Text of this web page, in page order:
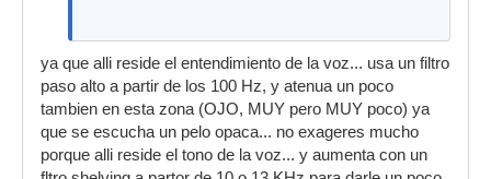
ya que alli reside el entendimiento de la voz... usa un filtro
paso alto a partir de los 100 Hz, y atenua un poco
tambien en esta zona (OJO, MUY pero MUY poco) ya
que se escucha un pelo opaca... no exageres mucho
porque alli reside el tono de la voz... y aumenta con un